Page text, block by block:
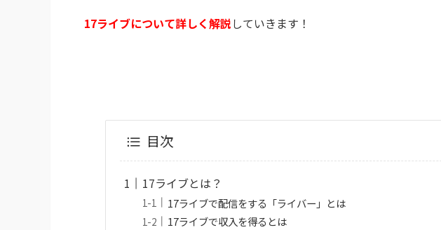
17ライブについて詳しく解説していきます！
目次
17ライブとは？
17ライブで配信をする「ライバー」とは
17ライブで収入を得るとは